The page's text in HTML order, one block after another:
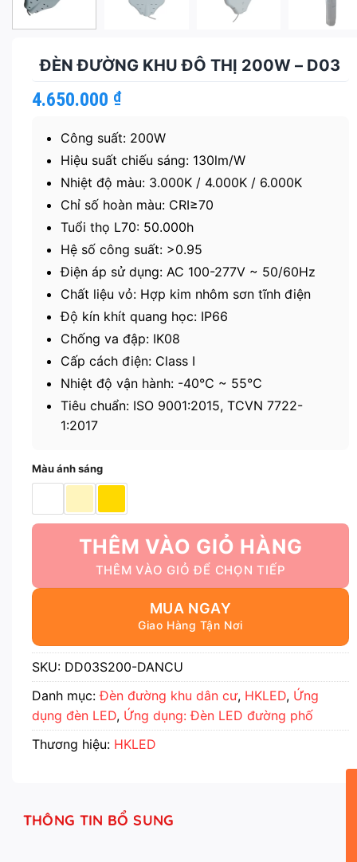
ĐÈN ĐƯỜNG KHU ĐÔ THỊ 200W – D03
4.650.000 ₫
Công suất: 200W
Hiệu suất chiếu sáng: 130lm/W
Nhiệt độ màu: 3.000K / 4.000K / 6.000K
Chỉ số hoàn màu: CRI≥70
Tuổi thọ L70: 50.000h
Hệ số công suất: >0.95
Điện áp sử dụng: AC 100-277V ~ 50/60Hz
Chất liệu vỏ: Hợp kim nhôm sơn tĩnh điện
Độ kín khít quang học: IP66
Chống va đập: IK08
Cấp cách điện: Class I
Nhiệt độ vận hành: -40℃ ~ 55℃
Tiêu chuẩn: ISO 9001:2015, TCVN 7722-
1:2017
Màu ánh sáng
THÊM VÀO GIỎ HÀNG
MUA NGAY
SKU: DD03S200-DANCU
Danh mục:Đèn đường khu dân cư, HKLED, Ứng
dụng đèn LED, Ứng dụng: Đèn LED đường phố
Thương hiệu: HKLED
THÔNG TIN BỔ SUNG